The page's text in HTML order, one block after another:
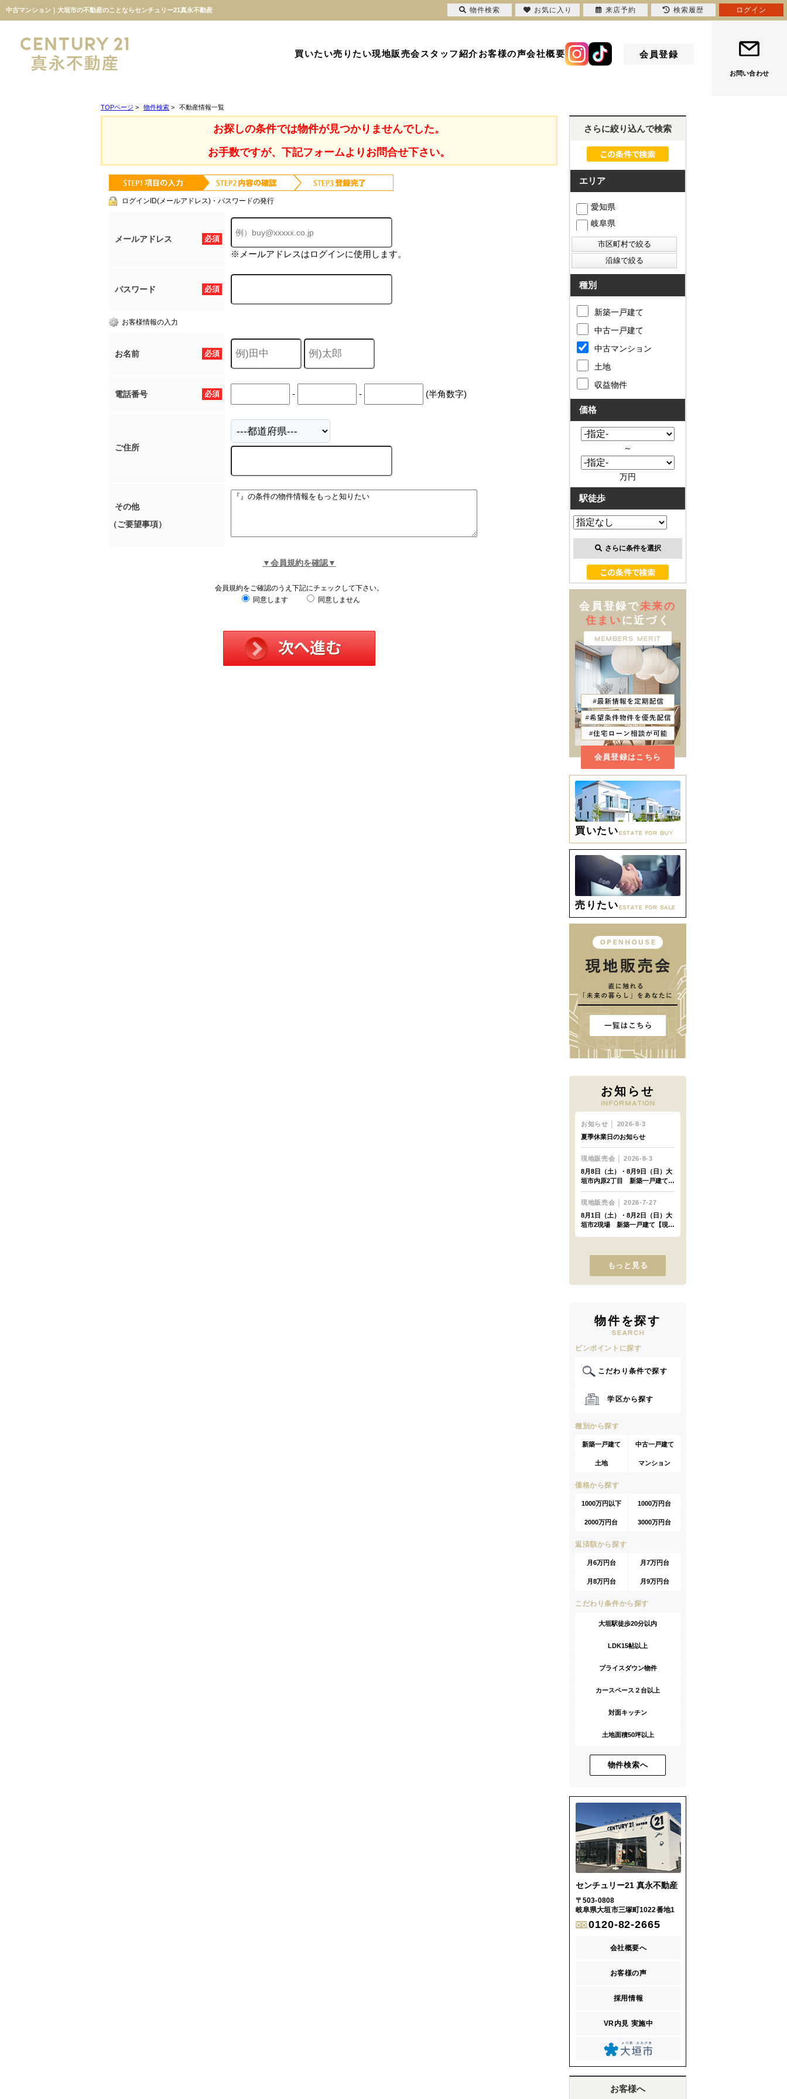
中古マンション｜大垣市の不動産のことならセンチュリー21真永不動産
買いたい売りたい現地販売会スタッフ紹介お客様の声会社概要 会員登録
お問い合わせ
TOPページ > 物件検索 > 不動産情報一覧
お探しの条件では物件が見つかりませんでした。
お手数ですが、下記フォームよりお問合せ下さい。
ログインID(メールアドレス)・パスワードの発行
必須
メールアドレス
※メールアドレスはログインに使用します。
必須
パスワード
お客様情報の入力
必須
お名前
必須
電話番号 - - (半角数字)
ご住所
その他
（ご要望事項）
▼会員規約を確認▼
会員規約をご確認のうえ下記にチェックして下さい。
同意します
同意しません
さらに絞り込んで検索
エリア
愛知県
岐阜県
種別
新築一戸建て
中古一戸建て
中古マンション
土地
収益物件
価格
～
万円
駅徒歩
さらに条件を選択
会員登録で未来の
住まい に近づく
会員登録はこちら
買いたい
売りたい
お知らせ
もっと見る
物件を探す
ピンポイントに探す
こだわり条件で探す
学区から探す
種別から探す
新築一戸建て 中古一戸建て
土地 マンション
価格から探す
1000万円以下 1000万円台
2000万円台 3000万円台
返済額から探す
月6万円台 月7万円台
月8万円台 月9万円台
こだわり条件から探す
大垣駅徒歩20分以内
LDK15帖以上
プライスダウン物件
カースペース２台以上
対面キッチン
土地面積50坪以上
物件検索へ
センチュリー21 真永不動産
〒503-0808
岐阜県大垣市三塚町1022番地1
0120-82-2665
会社概要へ
お客様の声
採用情報
VR内見 実施中
お客様へ
物件検索 お気に入り 来店予約 検索履歴 ログイン